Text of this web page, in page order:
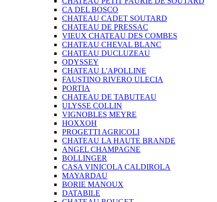
CA DEL BOSCO
CHATEAU CADET SOUTARD
CHATEAU DE PRESSAC
VIEUX CHATEAU DES COMBES
CHATEAU CHEVAL BLANC
CHATEAU DUCLUZEAU
ODYSSEY
CHATEAU L'APOLLINE
FAUSTINO RIVERO ULECIA
PORTIA
CHATEAU DE TABUTEAU
ULYSSE COLLIN
VIGNOBLES MEYRE
HOXXOH
PROGETTI AGRICOLI
CHATEAU LA HAUTE BRANDE
ANGEL CHAMPAGNE
BOLLINGER
CASA VINICOLA CALDIROLA
MAYARDAU
BORIE MANOUX
DATABILE